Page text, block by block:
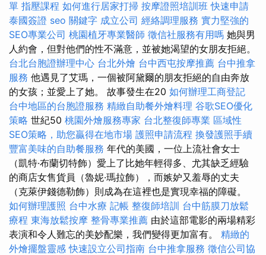
單 指壓課程 如何進行居家打掃 按摩證照培訓班快速申請
泰國簽證 seo 關鍵字 成立公司 經絡調理服務 實力堅強的
SEO專業公司 桃園植牙專業醫師 徵信社服務有用嗎 她與男
人約會，但對他們的性不滿意，並被她渴望的女朋友拒絕。
台北台胞證辦理中心 台北外燴 台中西屯按摩推薦 台中推拿
服務 他遇見了艾瑪，一個被阿黛爾的朋友拒絕的自由奔放
的女孩；並愛上了她。 故事發生在20 如何辦理工商登記
台中地區的台胞證服務 精緻自助餐外燴料理 谷歌SEO優化
策略 世紀50 桃園外燴服務專家 台北整復師專業 區域性
SEO策略，助您贏得在地市場 護照申請流程 換發護照手續
豐富美味的自助餐服務 年代的美國，一位上流社會女士
（凱特·布蘭切特飾）愛上了比她年輕得多、尤其缺乏經驗
的商店女售貨員（魯妮·瑪拉飾），而嫉妒又羞辱的丈夫
（克萊伊錢德勒飾）則成為在這裡也是實現幸福的障礙。
如何辦理護照 台中水療 記帳 整復師培訓 台中筋膜刀放鬆
療程 東海放鬆按摩 整骨專業推薦 由於這部電影的兩場精彩
表演和令人難忘的美妙配樂，我們變得更加富有。 精緻的
外燴擺盤靈感 快速設立公司指南 台中推拿服務 徵信公司協